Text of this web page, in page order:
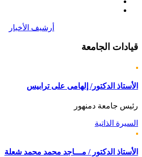
أرشيف الأخبار
قيادات الجامعة
الأستاذ الدكتور/ إلهامى على ترابيس
رئيس جامعة دمنهور
السيرة الذاتية
الأستاذ الدكتور / مـــاجد محمد محمد شعلة